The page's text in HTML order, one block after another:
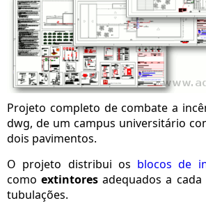
Projeto completo de combate a
dwg, de um campus universitário
dois pavimentos.
O projeto distribui os blocos de
comoextintores adequados a
tubulações.